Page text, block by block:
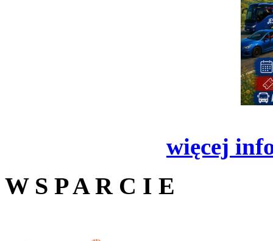
więcej
W S P A R C I E